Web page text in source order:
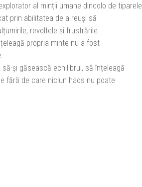
al minții umane dincolo de tiparele
prin abilitatea de a reuși să
revoltele și frustrările.
propria minte nu a fost
și găsească echilibrul, să înțeleagă
fără de care niciun haos nu poate